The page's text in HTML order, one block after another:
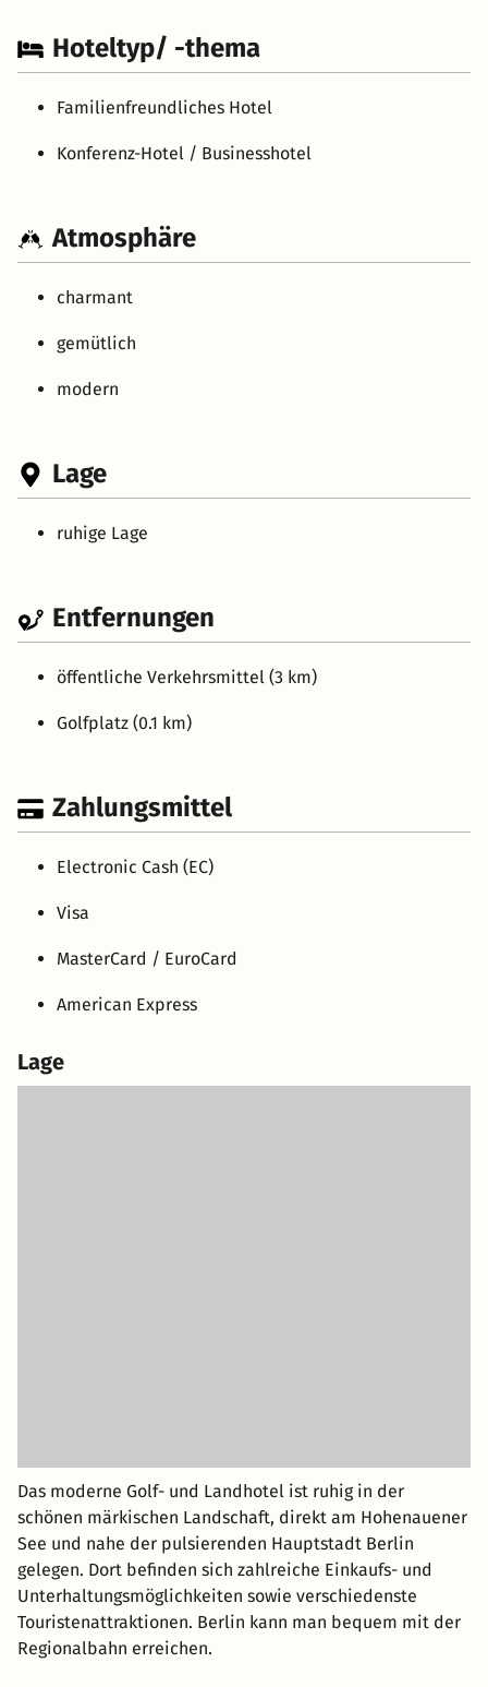
Hoteltyp/ -thema
Familienfreundliches Hotel
Konferenz-Hotel / Businesshotel
Atmosphäre
charmant
gemütlich
modern
Lage
ruhige Lage
Entfernungen
öffentliche Verkehrsmittel (3 km)
Golfplatz (0.1 km)
Zahlungsmittel
Electronic Cash (EC)
Visa
MasterCard / EuroCard
American Express
Lage
Das moderne Golf- und Landhotel ist ruhig in der
schönen märkischen Landschaft, direkt am Hohenauener
See und nahe der pulsierenden Hauptstadt Berlin
gelegen. Dort befinden sich zahlreiche Einkaufs- und
Unterhaltungsmöglichkeiten sowie verschiedenste
Touristenattraktionen. Berlin kann man bequem mit der
Regionalbahn erreichen.